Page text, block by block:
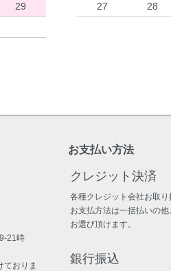
29
27
28
21時
ておりま
お支払い方法
クレジット決済
各種クレジット会社お取り
お支払方法は一括払いの
お選び頂けます。
銀行振込